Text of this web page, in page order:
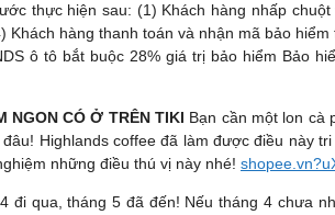
thực hiện sau: (1) Khách hàng nhấp
hàng thanh toán và nhận mã bảo
ô tô bắt buộc 28% giá trị bảo hiểm Bảo
NGON CÓ Ở TRÊN TIKI Bạn cần một lon cà
Highlands coffee đã làm được điều này
những điều thú vị này nhé!
đi qua, tháng 5 đã đến! Nếu tháng 4 chưa